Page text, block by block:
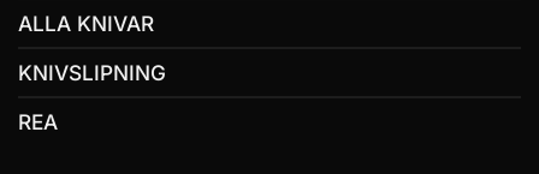
ALLA KNIVAR
KNIVSLIPNING
REA